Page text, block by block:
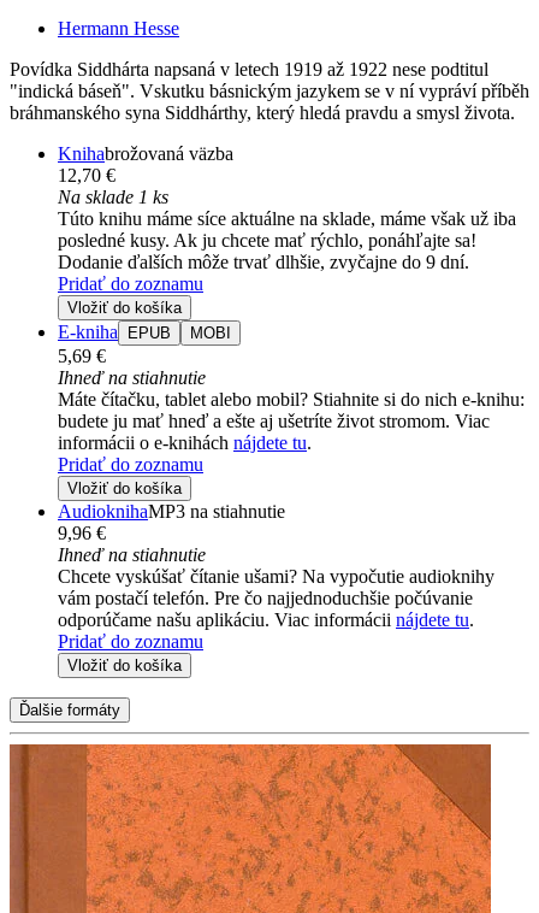
Hermann Hesse
Povídka Siddhárta napsaná v letech 1919 až 1922 nese podtitul
"indická báseň". Vskutku básnickým jazykem se v ní vypráví příběh
bráhmanského syna Siddhárthy, který hledá pravdu a smysl života.
Knihabrožovaná väzba
12,70 €
Na sklade 1 ks
Túto knihu máme síce aktuálne na sklade, máme však už iba
posledné kusy. Ak ju chcete mať rýchlo, ponáhľajte sa!
Dodanie ďalších môže trvať dlhšie, zvyčajne do 9 dní.
Pridať do zoznamu
Vložiť do košíka
E-kniha EPUB MOBI
5,69 €
Ihneď na stiahnutie
Máte čítačku, tablet alebo mobil? Stiahnite si do nich e-knihu:
budete ju mať hneď a ešte aj ušetríte život stromom. Viac
informácii o e-knihách nájdete tu.
Pridať do zoznamu
Vložiť do košíka
AudioknihaMP3 na stiahnutie
9,96 €
Ihneď na stiahnutie
Chcete vyskúšať čítanie ušami? Na vypočutie audioknihy
vám postačí telefón. Pre čo najjednoduchšie počúvanie
odporúčame našu aplikáciu. Viac informácii nájdete tu.
Pridať do zoznamu
Vložiť do košíka
Ďalšie formáty